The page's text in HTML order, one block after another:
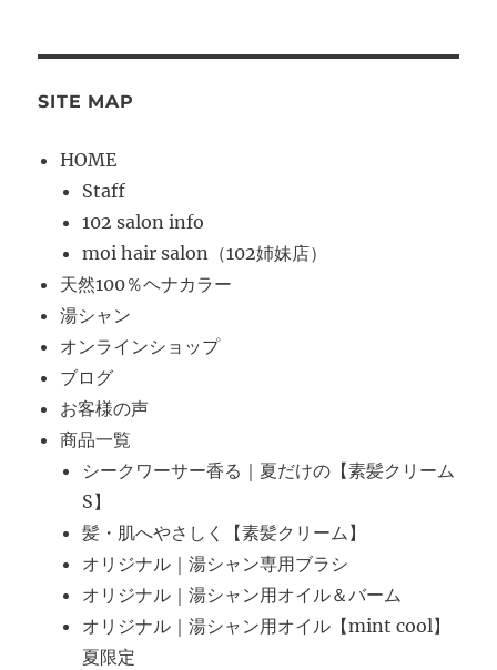
SITE MAP
HOME
Staff
102 salon info
moi hair salon（102姉妹店）
天然100％ヘナカラー
湯シャン
オンラインショップ
ブログ
お客様の声
商品一覧
シークワーサー香る｜夏だけの【素髪クリーム
S】
髪・肌へやさしく【素髪クリーム】
オリジナル｜湯シャン専用ブラシ
オリジナル｜湯シャン用オイル＆バーム
オリジナル｜湯シャン用オイル【mint cool】
夏限定